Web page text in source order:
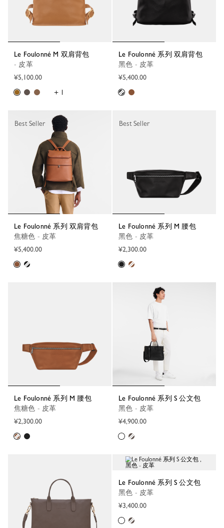
Le Foulonné M 双肩背包
- 皮革
¥5,100.00
+ 1
Le Foulonné 系列 双肩背包
黑色 - 皮革
¥5,400.00
Le Foulonné 系列 双肩背包
焦糖色 - 皮革
¥5,400.00
Best Seller
Le Foulonné 系列 M 腰包
黑色 - 皮革
¥2,300.00
Best Seller
Le Foulonné 系列 M 腰包
焦糖色 - 皮革
¥2,300.00
Le Foulonné 系列 S 公文包
黑色 - 皮革
¥4,900.00
Le Foulonné 系列 S 公文包
黑色 - 皮革
¥3,400.00